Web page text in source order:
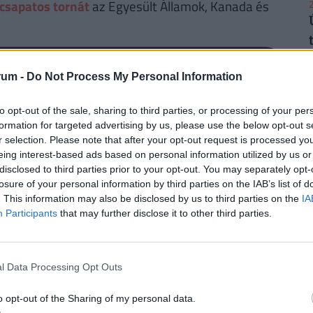
- Do Not Process My Personal Information
opt-out of the sale, sharing to third parties, or processing of your
for targeted advertising by us, please use the below opt-out
selection. Please note that after your opt-out request is processed
interest-based ads based on personal information utilized by us
to third parties prior to your opt-out. You may separately
of your personal information by third parties on the IAB’s list of
This information may also be disclosed by us to third parties on the
Participants that may further disclose it to other third parties.
Data Processing Opt Outs
opt-out of the Sharing of my personal data.
tornát az Egyesült Államok, Kanada és
GÓLLÖVŐLISTA
# JÁTÉKOS Gólok
Teljes lista